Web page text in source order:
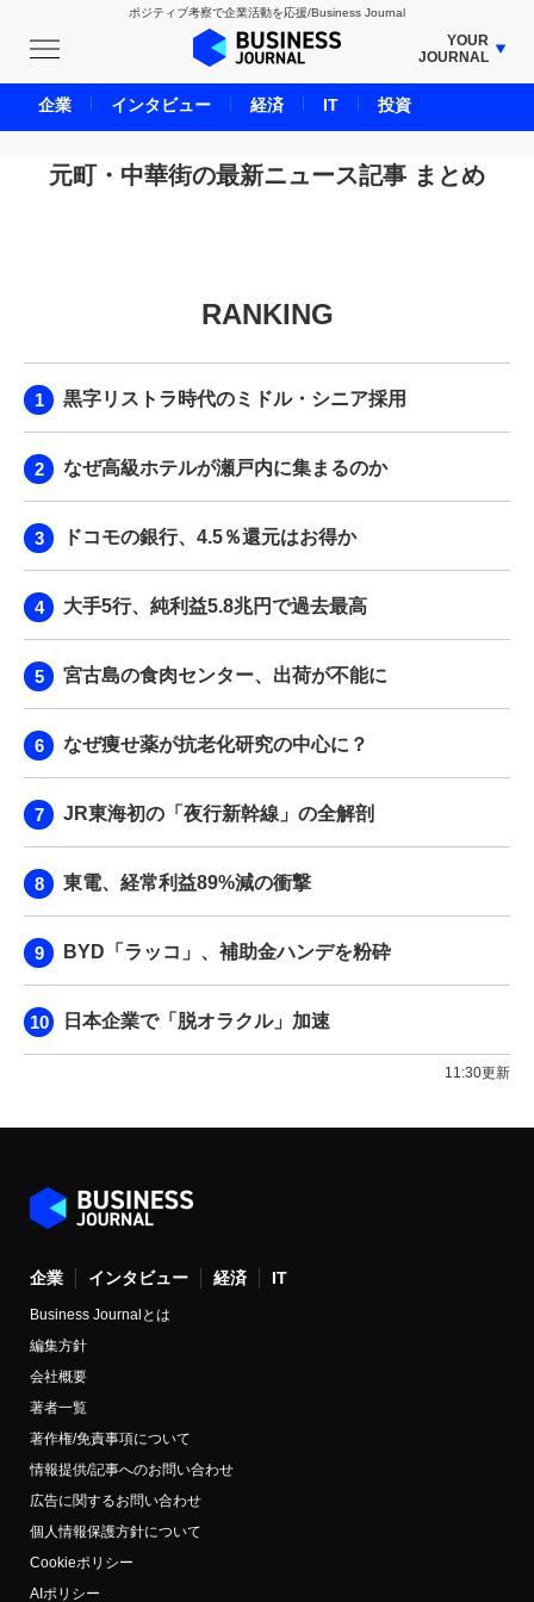
ポジティブ考察で企業活動を応援/Business Journal
YOUR
JOURNAL
BUSINESS JOURNAL
UNICORN JOURNAL
CARBON CREDITS JOURNAL
LIFE ENDING JOURNAL
BPaaS JOURNAL
元町・中華街の最新ニュース記事 まとめ
RANKING
黒字リストラ時代のミドル・シニア採用
なぜ高級ホテルが瀬戸内に集まるのか
ドコモの銀行、4.5％還元はお得か
大手5行、純利益5.8兆円で過去最高
宮古島の食肉センター、出荷が不能に
なぜ痩せ薬が抗老化研究の中心に？
JR東海初の「夜行新幹線」の全解剖
東電、経常利益89%減の衝撃
BYD「ラッコ」、補助金ハンデを粉砕
日本企業で「脱オラクル」加速
11:30更新
企業 インタビュー 経済 IT
Business Journalとは
編集方針
会社概要
著者一覧
著作権/免責事項について
情報提供/記事へのお問い合わせ
広告に関するお問い合わせ
個人情報保護方針について
Cookieポリシー
AIポリシー
企業 インタビュー 経済 IT 投資